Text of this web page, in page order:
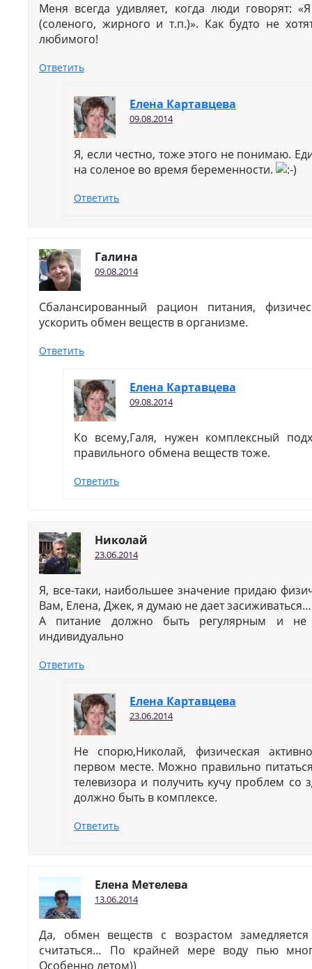
Меня всегда удивляет, когда люди говорят:
(соленого, жирного и т.п.)». Как будто не
любимого!
Ответить
Елена Картавцева
09.08.2014
Я, если честно, тоже этого не понимаю.
на соленое во время беременности.
Ответить
Галина
09.08.2014
Сбалансированный рацион питания,
ускорить обмен веществ в организме.
Ответить
Елена Картавцева
09.08.2014
Ко всему,Галя, нужен комплексный
правильного обмена веществ тоже.
Ответить
Николай
23.06.2014
Я, все-таки, наибольшее значение придаю
Вам, Елена, Джек, я думаю не дает
А питание должно быть регулярным и не
индивидуально
Ответить
Елена Картавцева
23.06.2014
Не спорю,Николай, физическая
первом месте. Можно правильно
телевизора и получить кучу проблем со
должно быть в комплексе.
Ответить
Елена Метелева
13.06.2014
Да, обмен веществ с возрастом
считаться… По крайней мере воду пью
Особенно летом))